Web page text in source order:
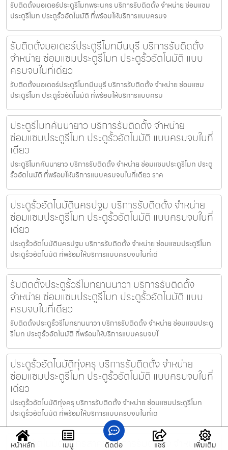
รับติดตั้งมอเตอร์ประตูรีโมทพระนคร บริการรับติดตั้ง จำหน่าย ซ่อมแซม
ประตูรีโมท ประตูรั้วอัตโนมัติ ที่พร้อมให้บริการแบบครบจ
รับติดตั้งมอเตอร์ประตูรีโมทมีนบุรี บริการรับติดตั้ง
จำหน่าย ซ่อมแซมประตูรีโมท ประตูรั้วอัตโนมัติ แบบ
ครบจบในที่เดียว
รับติดตั้งมอเตอร์ประตูรีโมทมีนบุรี บริการรับติดตั้ง จำหน่าย ซ่อมแซม
ประตูรีโมท ประตูรั้วอัตโนมัติ ที่พร้อมให้บริการแบบครบ
ประตูรีโมทคันนายาว บริการรับติดตั้ง จำหน่าย
ซ่อมแซมประตูรีโมท ประตูรั้วอัตโนมัติ แบบครบจบในที่
เดียว
ประตูรีโมทคันนายาว บริการรับติดตั้ง จำหน่าย ซ่อมแซมประตูรีโมท ประตู
รั้วอัตโนมัติ ที่พร้อมให้บริการแบบครบจบในที่เดียว ราค
ประตูรั้วอัตโนมัตินครปฐม บริการรับติดตั้ง จำหน่าย
ซ่อมแซมประตูรีโมท ประตูรั้วอัตโนมัติ แบบครบจบในที่
เดียว
ประตูรั้วอัตโนมัตินครปฐม บริการรับติดตั้ง จำหน่าย ซ่อมแซมประตูรีโมท
ประตูรั้วอัตโนมัติ ที่พร้อมให้บริการแบบครบจบในที่เดี
รับติดตั้งประตูรั้วรีโมทยานนาวา บริการรับติดตั้ง
จำหน่าย ซ่อมแซมประตูรีโมท ประตูรั้วอัตโนมัติ แบบ
ครบจบในที่เดียว
รับติดตั้งประตูรั้วรีโมทยานนาวา บริการรับติดตั้ง จำหน่าย ซ่อมแซมประตู
รีโมท ประตูรั้วอัตโนมัติ ที่พร้อมให้บริการแบบครบจบใ
ประตูรั้วอัตโนมัติทุ่งครุ บริการรับติดตั้ง จำหน่าย
ซ่อมแซมประตูรีโมท ประตูรั้วอัตโนมัติ แบบครบจบในที่
เดียว
ประตูรั้วอัตโนมัติทุ่งครุ บริการรับติดตั้ง จำหน่าย ซ่อมแซมประตูรีโมท
ประตูรั้วอัตโนมัติ ที่พร้อมให้บริการแบบครบจบในที่เด
ประตูอัตโนมัติสมุทรสาคร บริการรับติดตั้ง จำหน่าย
หน้าหลัก เมนู ติดต่อ แชร์ เพิ่มเติม